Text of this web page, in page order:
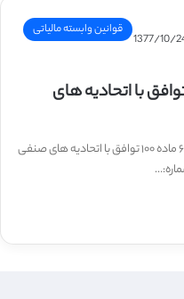
قوانین وابسته مالیاتی
مقررات تبصره ۶ ماده ۱۰۰ توافق با اتحادیه های
دسترسی سریعموضوع: *اجرای مقررات تبصره ۶ ماده ۱۰۰ توافق با اتحادیه های صنفی